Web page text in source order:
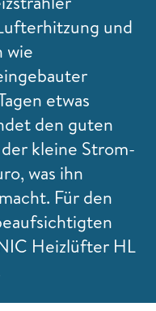
und
wie
etwas
den guten
kleine Strom-
was ihn
Für den
Heizlüfter HL